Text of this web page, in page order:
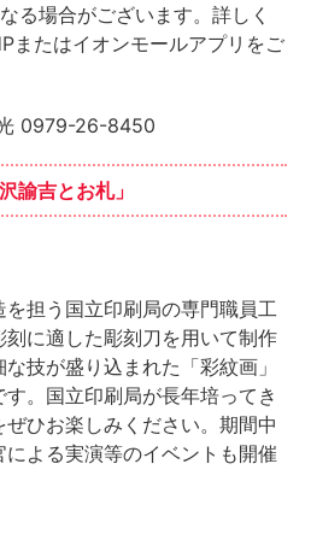
る場合がございます。詳しく
またはイオンモールアプリをご
0979-26-8450
諭吉とお札」
担う国立印刷局の専門職員工
に適した彫刻刀を用いて制作
技が盛り込まれた「彩紋画」
。国立印刷局が長年培ってき
ひお楽しみください。期間中
よる実演等のイベントも開催